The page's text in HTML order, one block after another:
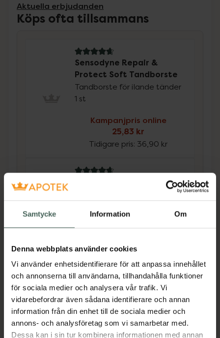
Samtycke Information Om
Denna webbplats använder cookies
Vi använder enhetsidentifierare för att anpassa innehållet
och annonserna till användarna, tillhandahålla funktioner
för sociala medier och analysera vår trafik. Vi
vidarebefordrar även sådana identifierare och annan
information från din enhet till de sociala medier och
annons- och analysföretag som vi samarbetar med.
Dessa kan i sin tur kombinera informationen med annan
Aktuella erbjudanden
Köps ofta tillsammans
4.9 av 5 i omdöme
Sensodyne Repair &
Protect Soft Tandborste
Tandborste för ilande tänder
1 st
Kampanjpris online
25,83 kr
Tidigare pris: 36,90 kr
4.8 av 5 i omdöme
Sensodyne Repair and
Medicinteknisk produkt
35 kr
Tidigare pris:50 kr
Köp båda för:60,83 kr
Köp båda